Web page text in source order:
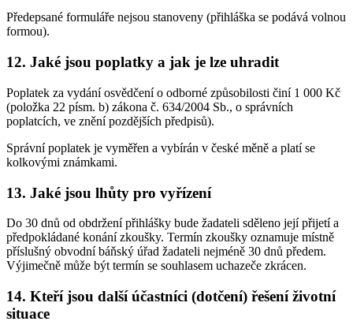
Předepsané formuláře nejsou stanoveny (přihláška se podává volnou
formou).
12. Jaké jsou poplatky a jak je lze uhradit
Poplatek za vydání osvědčení o odborné způsobilosti činí 1 000 Kč
(položka 22 písm. b) zákona č. 634/2004 Sb., o správních
poplatcích, ve znění pozdějších předpisů).
Správní poplatek je vyměřen a vybírán v české měně a platí se
kolkovými známkami.
13. Jaké jsou lhůty pro vyřízení
Do 30 dnů od obdržení přihlášky bude žadateli sděleno její přijetí a
předpokládané konání zkoušky. Termín zkoušky oznamuje místně
příslušný obvodní báňský úřad žadateli nejméně 30 dnů předem.
Výjimečně může být termín se souhlasem uchazeče zkrácen.
14. Kteří jsou další účastníci (dotčení) řešení životní
situace